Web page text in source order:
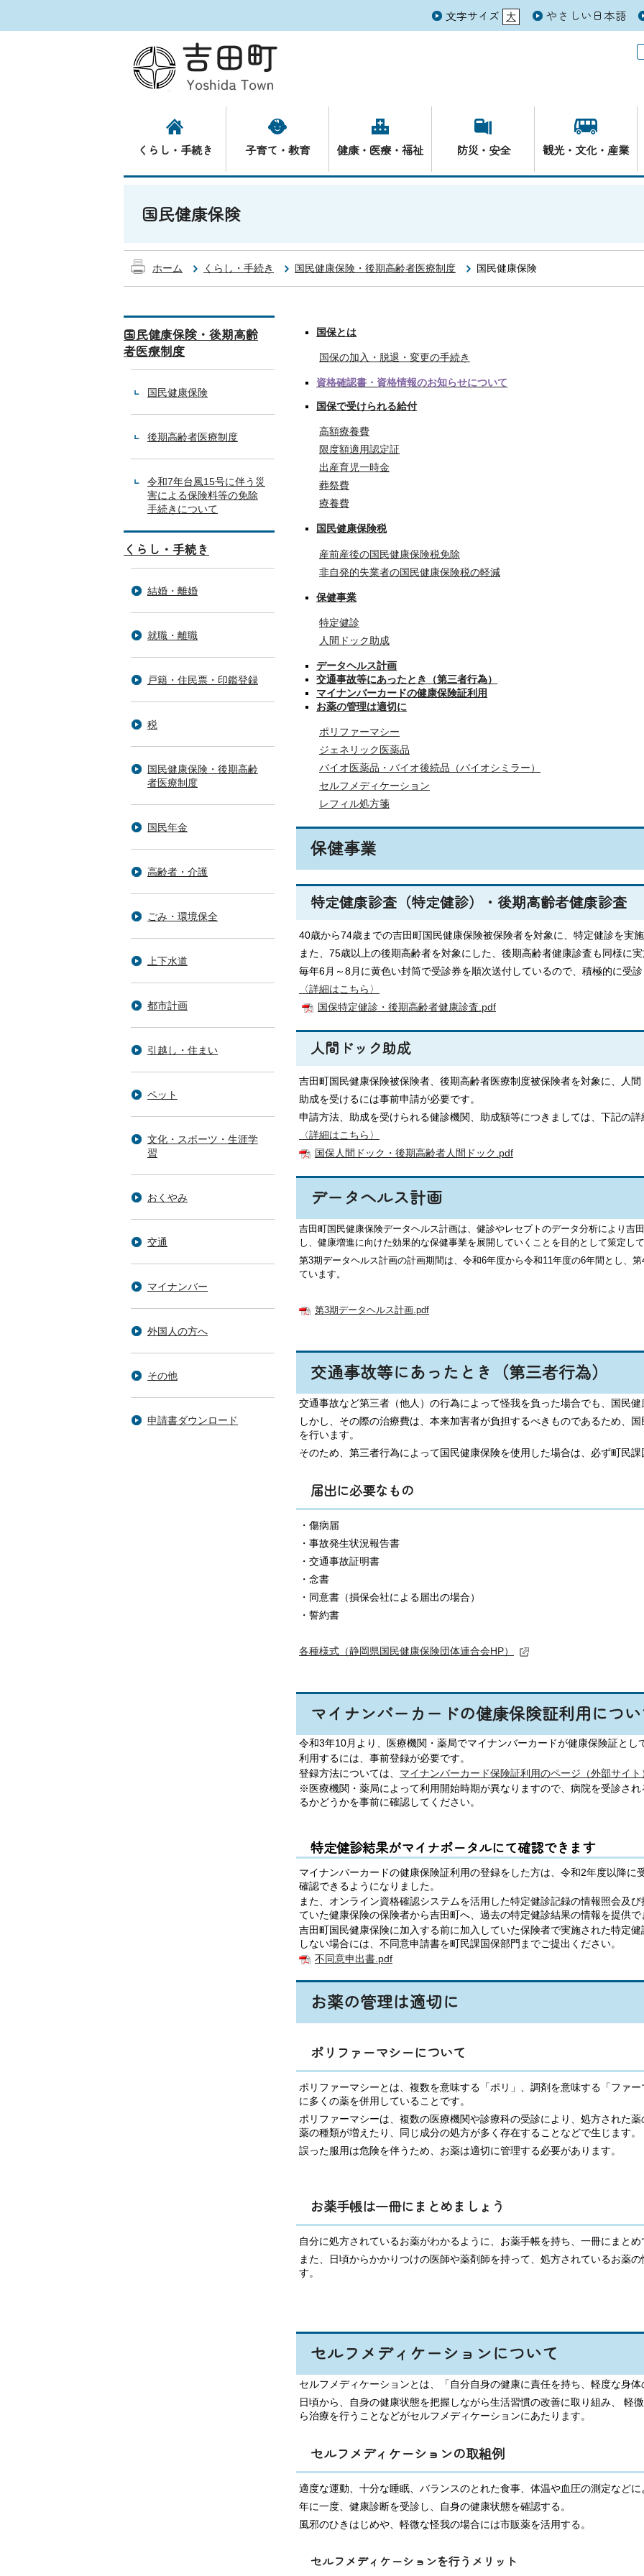
文字サイズ 大
元 やさしい日本語
くらし・手続き 子育て・教育 健康・医療・福祉 防災・安全 観光・文化・産業
国民健康保険
ホーム くらし・手続き 国民健康保険・後期高齢者医療制度 国民健康保険
国民健康保険・後期高齢
者医療制度
国民健康保険
後期高齢者医療制度
令和7年台風15号に伴う災
害による保険料等の免除
手続きについて
くらし・手続き
結婚・離婚
就職・離職
戸籍・住民票・印鑑登録
税
国民健康保険・後期高齢
者医療制度
国民年金
高齢者・介護
ごみ・環境保全
上下水道
都市計画
引越し・住まい
ペット
文化・スポーツ・生涯学
習
おくやみ
交通
マイナンバー
外国人の方へ
その他
申請書ダウンロード
国保とは
国保の加入・脱退・変更の手続き
資格確認書・資格情報のお知らせについて
国保で受けられる給付
高額療養費
限度額適用認定証
出産育児一時金
葬祭費
療養費
国民健康保険税
産前産後の国民健康保険税免除
非自発的失業者の国民健康保険税の軽減
保健事業
特定健診
人間ドック助成
データヘルス計画
交通事故等にあったとき（第三者行為）
マイナンバーカードの健康保険証利用
お薬の管理は適切に
ポリファーマシー
ジェネリック医薬品
バイオ医薬品・バイオ後続品（バイオシミラー）
セルフメディケーション
レフィル処方箋
保健事業
特定健康診査（特定健診）・後期高齢者健康診査
40歳から74歳までの吉田町国民健康保険被保険者を対象に、特定健診を実施
また、75歳以上の後期高齢者を対象にした、後期高齢者健康診査も同様に実
毎年6月～8月に黄色い封筒で受診券を順次送付しているので、積極的に受診
〈詳細はこちら 〉
国保特定健診・後期高齢者健康診査.pdf
人間ドック助成
吉田町国民健康保険被保険者、後期高齢者医療制度被保険者を対象に、人間
助成を受けるには事前申請が必要です。
申請方法、助成を受けられる健診機関、助成額等につきましては、下記の詳
〈詳細はこちら〉
国保人間ドック・後期高齢者人間ドック.pdf
データヘルス計画
吉田町国民健康保険データヘルス計画は、健診やレセプトのデータ分析により吉
し、健康増進に向けた効果的な保健事業を展開していくことを目的として策定して
第3期データヘルス計画の計画期間は、令和6年度から令和11年度の6年間とし、
ています。
第3期データヘルス計画.pdf
交通事故等にあったとき（第三者行為）
交通事故など第三者（他人）の行為によって怪我を負った場合でも、国民健
しかし、その際の治療費は、本来加害者が負担するべきものであるため、
を行います。
そのため、第三者行為によって国民健康保険を使用した場合は、必ず町民課
届出に必要なもの
・傷病届
・事故発生状況報告書
・交通事故証明書
・念書
・同意書（損保会社による届出の場合）
・誓約書
各種様式（静岡県国民健康保険団体連合会HP）
マイナンバーカードの健康保険証利用につい
令和3年10月より、医療機関・薬局でマイナンバーカードが健康保険証とし
利用するには、事前登録が必要です。
登録方法については、 マイナンバーカード保険証利用のページ（外部サイト
※医療機関・薬局によって利用開始時期が異なりますので、病院を受診さ
るかどうかを事前に確認してください。
特定健診結果がマイナポータルにて確認できます
マイナンバーカードの健康保険証利用の登録をした方は、令和2年度以降に
確認できるようになりました。
また、オンライン資格確認システムを活用した特定健診記録の情報照会及
ていた健康保険の保険者から吉田町へ、過去の特定健診結果の情報を提供で
吉田町国民健康保険に加入する前に加入していた保険者で実施された特定
しない場合には、不同意申請書を町民課国保部門までご提出ください。
不同意申出書.pdf
お薬の管理は適切に
ポリファーマシーについて
ポリファーマシーとは、複数を意味する「ポリ」、調剤を意味する「ファ
に多くの薬を併用していることです。
ポリファーマシーは、複数の医療機関や診療科の受診により、処方された
薬の種類が増えたり、同じ成分の処方が多く存在することなどで生じます。
誤った服用は危険を伴うため、お薬は適切に管理する必要があります。
お薬手帳は一冊にまとめましょう
自分に処方されているお薬がわかるように、お薬手帳を持ち、一冊にまとめ
また、日頃からかかりつけの医師や薬剤師を持って、処方されているお薬
す。
セルフメディケーションについて
セルフメディケーションとは、「自分自身の健康に責任を持ち、軽度な身体
日頃から、自身の健康状態を把握しながら生活習慣の改善に取り組み、 軽
ら治療を行うことなどがセルフメディケーションにあたります。
セルフメディケーションの取組例
適度な運動、十分な睡眠、バランスのとれた食事、体温や血圧の測定などに
年に一度、健康診断を受診し、自身の健康状態を確認する。
風邪のひきはじめや、軽微な怪我の場合には市販薬を活用する。
セルフメディケーションを行うメリット